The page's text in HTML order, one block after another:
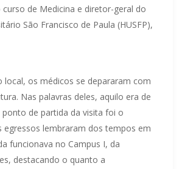
de Medicina e diretor-geral do
São Francisco de Paula (HUSFP),
local, os médicos se depararam com
Nas palavras deles, aquilo era de
de partida da visita foi o
egressos lembraram dos tempos em
funcionava no Campus I, da
destacando o quanto a